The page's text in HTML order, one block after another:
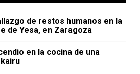
de restos humanos en la
de Yesa, en Zaragoza
en la cocina de una